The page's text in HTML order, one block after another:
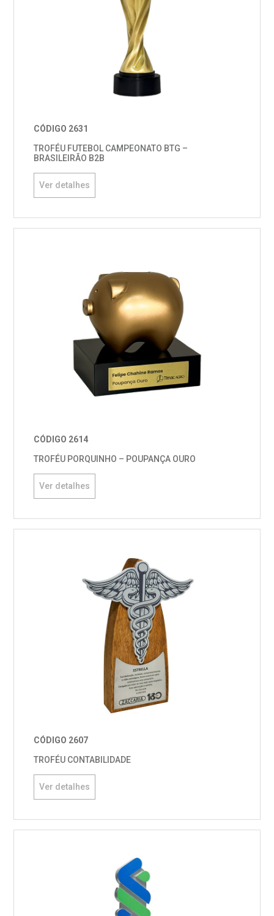
CÓDIGO 2631
TROFÉU FUTEBOL CAMPEONATO BTG –
BRASILEIRÃO B2B
Ver detalhes
CÓDIGO 2614
TROFÉU PORQUINHO – POUPANÇA OURO
Ver detalhes
CÓDIGO 2607
TROFÉU CONTABILIDADE
Ver detalhes